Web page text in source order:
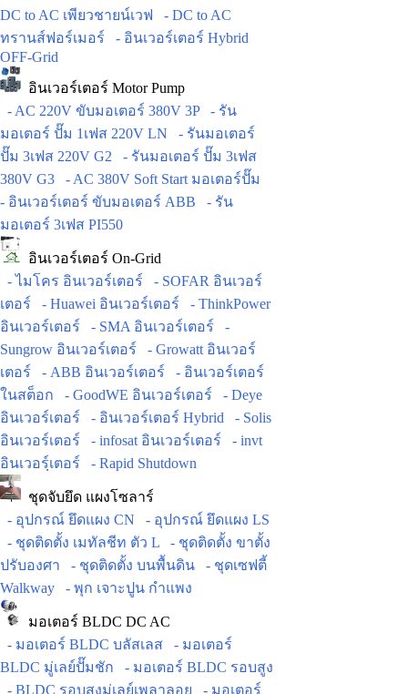
DC to AC เพียวชายน์เวฟ
- DC to AC
ทรานส์ฟอร์เมอร์
- อินเวอร์เตอร์ Hybrid
OFF-Grid
อินเวอร์เตอร์ Motor Pump
- AC 220V ขับมอเตอร์ 380V 3P
- รัน
มอเตอร์ ปั๊ม 1เฟส 220V LN
- รันมอเตอร์
ปั๊ม 3เฟส 220V G2
- รันมอเตอร์ ปั๊ม 3เฟส
380V G3
- AC 380V Soft Start มอเตอร์ปั๊ม
- อินเวอร์เตอร์ ขับมอเตอร์ ABB
- รัน
มอเตอร์ 3เฟส PI550
อินเวอร์เตอร์ On-Grid
- ไมโคร อินเวอร์เตอร์
- SOFAR อินเวอร์
เตอร์
- Huawei อินเวอร์เตอร์
- ThinkPower
อินเวอร์เตอร์
- SMA อินเวอร์เตอร์
-
Sungrow อินเวอร์เตอร์
- Growatt อินเวอร์
เตอร์
- ABB อินเวอร์เตอร์
- อินเวอร์เตอร์
ในสต็อก
- GoodWE อินเวอร์เตอร์
- Deye
อินเวอร์เตอร์
- อินเวอร์เตอร์ Hybrid
- Solis
อินเวอร์เตอร์
- infosat อินเวอร์เตอร์
- invt
อินเวอร์ฺเตอร์
- Rapid Shutdown
ชุดจับยึด แผงโซลาร์
- อุปกรณ์ ยึดแผง CN
- อุปกรณ์ ยึดแผง LS
- ชุดติดตั้ง เมทัลชีท ตัว L
- ชุดติดตั้ง ขาตั้ง
ปรับองศา
- ชุดติดตั้ง บนพื้นดิน
- ชุดเซฟตี้
Walkway
- พุก เจาะปูน กำแพง
มอเตอร์ BLDC DC AC
- มอเตอร์ BLDC บลัสเลส
- มอเตอร์
BLDC มู่เลย์ปั๊มชัก
- มอเตอร์ BLDC รอบสูง
- BLDC รอบสูงมู่เลย์เพลาลอย
- มอเตอร์